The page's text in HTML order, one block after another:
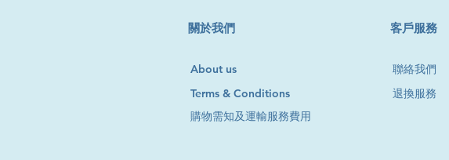
​關於我們
About us
Terms & Conditions
​客戶服務
聯絡我們
退換服務
購物需知及運輸服務費用